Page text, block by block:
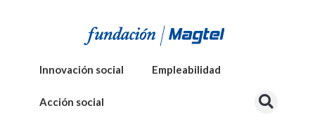
Innovación social Empleabilidad
Acción social